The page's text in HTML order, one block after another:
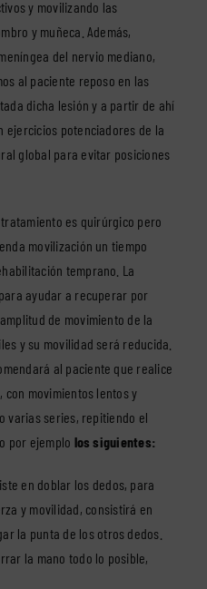
y movilizando las
y muñeca. Además,
del nervio mediano,
al paciente reposo en las
dicha lesión y a partir de ahí
ejercicios potenciadores de la
global para evitar posiciones
es quirúrgico pero
movilización un tiempo
temprano. La
ayudar a recuperar por
de movimiento de la
y su movilidad será reducida.
al paciente que realice
movimientos lentos y
varias series, repitiendo el
por ejemplo los siguientes:
en doblar los dedos, para
y movilidad, consistirá en
la punta de los otros dedos.
la mano todo lo posible,